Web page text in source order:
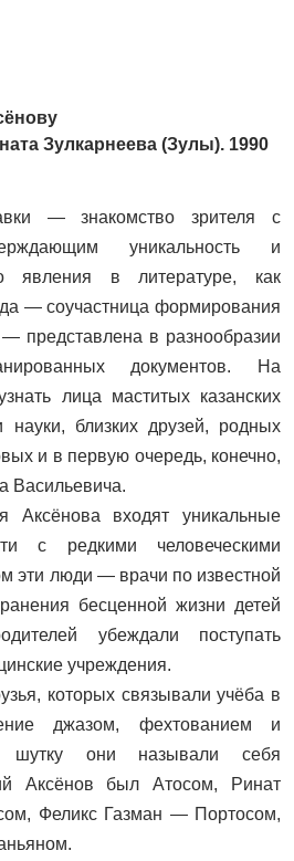
Зулкарнеева (Зулы). 1990
— знакомство зрителя с
уникальность и
явления в литературе, как
— соучастница формирования
— представлена в разнообразии
документов. На
лица маститых казанских
близких друзей, родных
и в первую очередь, конечно,
Васильевича.
Аксёнова входят уникальные
с редкими человеческими
эти люди — врачи по известной
бесценной жизни детей
убеждали поступать
учреждения.
которых связывали учёба в
джазом, фехтованием и
они называли себя
Аксёнов был Атосом, Ринат
Феликс Газман — Портосом,